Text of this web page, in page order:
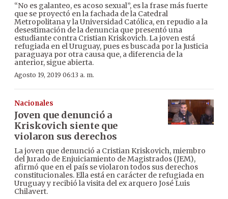
“No es galanteo, es acoso sexual”, es la frase más fuerte
que se proyectó en la fachada de la Catedral
Metropolitana y la Universidad Católica, en repudio a la
desestimación de la denuncia que presentó una
estudiante contra Cristian Kriskovich. La joven está
refugiada en el Uruguay, pues es buscada por la Justicia
paraguaya por otra causa que, a diferencia de la
anterior, sigue abierta.
Agosto 19, 2019 06:13 a. m.
Nacionales
Joven que denunció a
Kriskovich siente que
violaron sus derechos
La joven que denunció a Cristian Kriskovich, miembro
del Jurado de Enjuiciamiento de Magistrados (JEM),
afirmó que en el país se violaron todos sus derechos
constitucionales. Ella está en carácter de refugiada en
Uruguay y recibió la visita del ex arquero José Luis
Chilavert.